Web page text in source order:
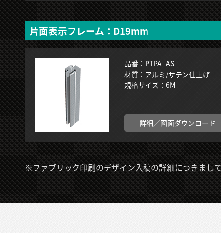
片面表示フレーム：D19mm
品番：PTPA_AS
材質：アルミ/サテン仕上げ
規格サイズ：6M
詳細／図面ダウンロード
※ファブリック印刷のデザイン入稿の詳細につきまし